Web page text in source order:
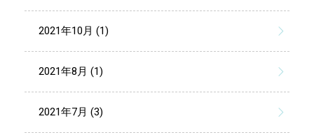
2021年10月 (1)
2021年8月 (1)
2021年7月 (3)